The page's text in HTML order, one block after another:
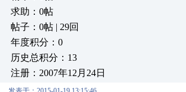
求助：0帖
帖子：0帖 | 29回
年度积分：0
历史总积分：13
注册：2007年12月24日